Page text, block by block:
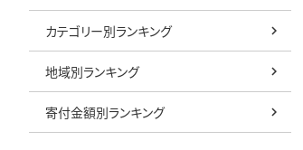
カテゴリー別ランキング
地域別ランキング
寄付金額別ランキング